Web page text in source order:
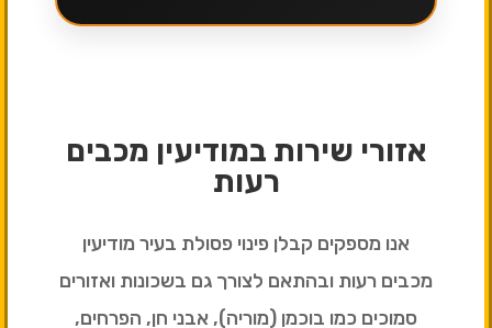
אזורי שירות במודיעין מכבים
רעות
אנו מספקים קבלן פינוי פסולת בעיר מודיעין
מכבים רעות ובהתאם לצורך גם בשכונות ואזורים
סמוכים כמו בוכמן (מוריה), אבני חן, הפרחים,